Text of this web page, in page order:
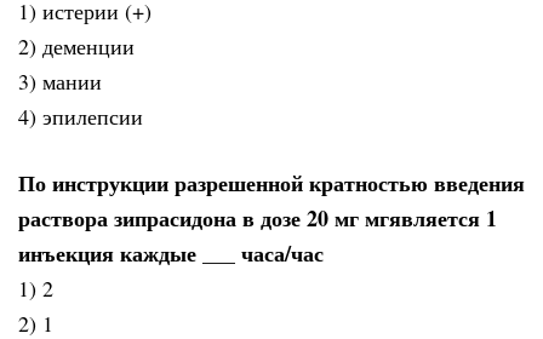
1) истерии (+)
2) деменции
3) мании
4) эпилепсии
По инструкции разрешенной кратностью введения
раствора зипрасидона в дозе 20 мг мгявляется 1
инъекция каждые ___ часа/час
1) 2
2) 1